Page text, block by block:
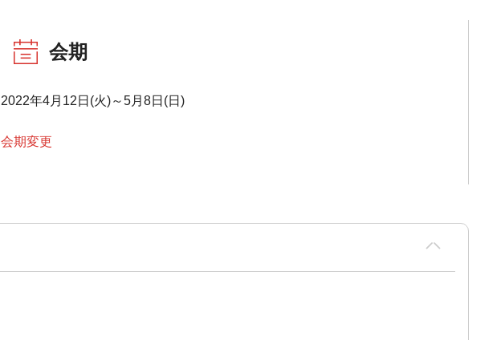
会期
2022年4月12日(火)～5月8日(日)
会期変更